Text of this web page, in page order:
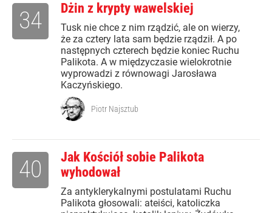
Dżin z krypty wawelskiej
Tusk nie chce z nim rządzić, ale on wierzy,
że za cztery lata sam będzie rządził. A po
następnych czterech będzie koniec Ruchu
Palikota. A w międzyczasie wielokrotnie
wyprowadzi z równowagi Jarosława
Kaczyńskiego.
34
Piotr Najsztub
Jak Kościół sobie Palikota
wyhodował
Za antyklerykalnymi postulatami Ruchu
Palikota głosowali: ateiści, katoliczka
40